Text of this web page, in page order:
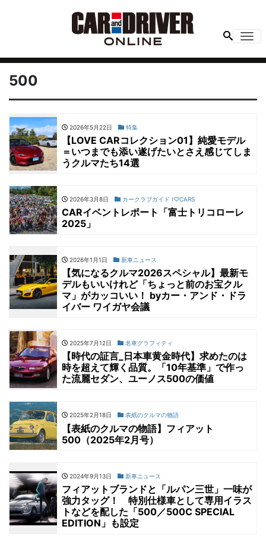
500
2026年5月22日 特集
【LOVE CARコレクション01】純愛モデル
＝いつまでも添い遂げたいとさえ感じてしま
うクルマたち14選
2026年3月8日 カークラブガイド I♡CARS
CARイベントレポート「富士トリコローレ
2025」
2026年1月1日 新車ニュース
【気になるクルマ2026スペシャル】最新モ
デルもいいけれど「ちょっと前のお宝クル
マ」がカッコいい！ byカー・アンド・ドラ
イバー ワイガヤ会議
2025年7月12日 名車グラフィティ
【時代の証言_日本車黄金時代】求めたのは
時を超えて輝く品質。「10年基準」で作っ
た流麗セダン、ユーノス500の価値
2025年2月18日 表紙のクルマの物語
【表紙のクルマの物語】フィアット
500（2025年2月号）
2024年9月13日 新車ニュース
フィアットブランドと「ルパン三世」一味が
強力タッグ！ 特別仕様車として専用イラス
トなどを配した「500／500C SPECIAL
EDITION」も設定